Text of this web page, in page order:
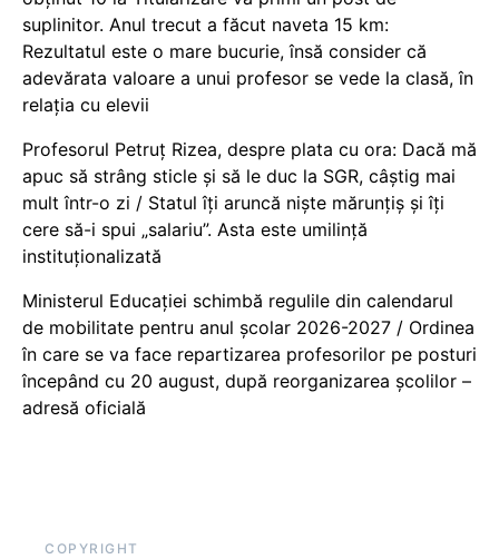
suplinitor. Anul trecut a făcut naveta 15 km:
Rezultatul este o mare bucurie, însă consider că
adevărata valoare a unui profesor se vede la clasă, în
relația cu elevii
Profesorul Petruț Rizea, despre plata cu ora: Dacă mă
apuc să strâng sticle și să le duc la SGR, câștig mai
mult într-o zi / Statul îți aruncă niște mărunțiș și îți
cere să-i spui „salariu”. Asta este umilință
instituționalizată
Ministerul Educației schimbă regulile din calendarul
de mobilitate pentru anul școlar 2026-2027 / Ordinea
în care se va face repartizarea profesorilor pe posturi
începând cu 20 august, după reorganizarea școlilor –
adresă oficială
COPYRIGHT